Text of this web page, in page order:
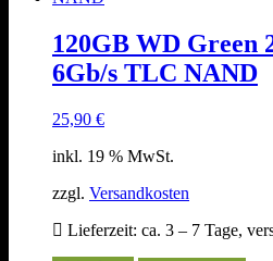
120GB WD Green
6Gb/s TLC NAND
25,90 €
inkl. 19 % MwSt.
zzgl. Versandkosten
Lieferzeit: ca. 3 – 7 Tage,